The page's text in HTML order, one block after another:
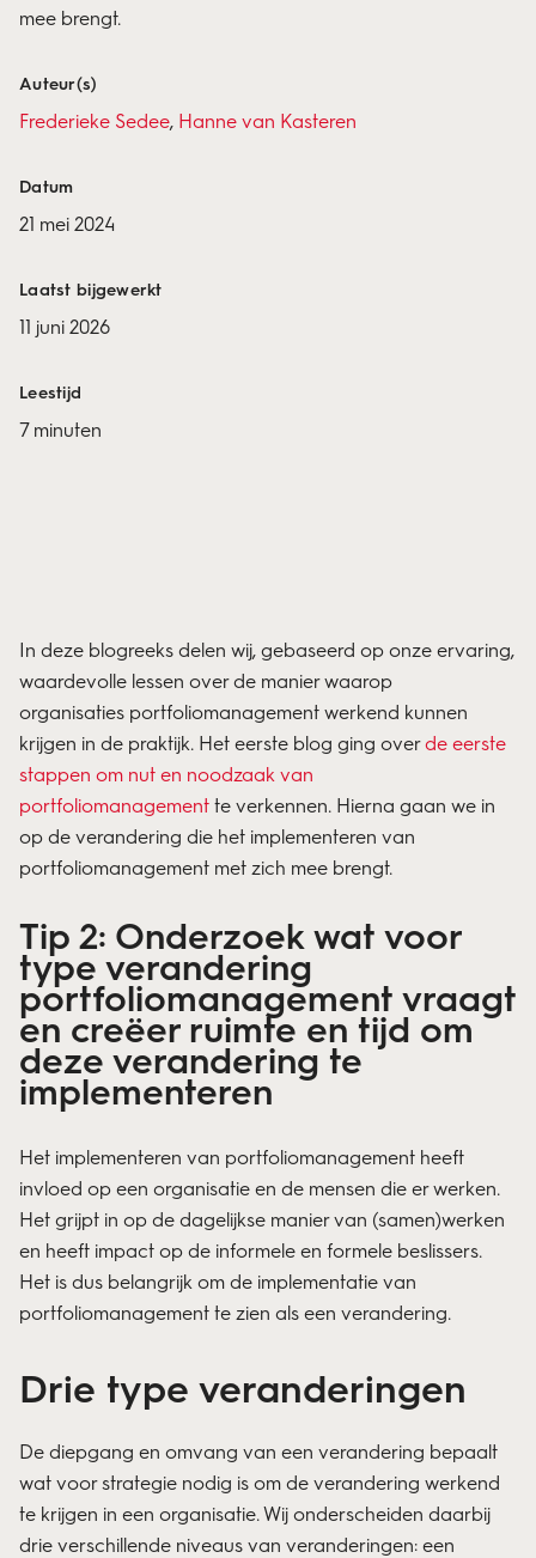
mee brengt.
Auteur(s)
Frederieke Sedee, Hanne van Kasteren
Datum
21 mei 2024
Laatst bijgewerkt
11 juni 2026
Leestijd
7 minuten
In deze blogreeks delen wij, gebaseerd op onze ervaring,
waardevolle lessen over de manier waarop
organisaties portfoliomanagementwerkend kunnen
krijgen in de praktijk. Het eerste blog ging overde eerste
stappen om nut en noodzaak van
portfoliomanagementte verkennen. Hierna gaan we in
op de verandering die het implementeren van
portfoliomanagement met zich mee brengt.
Tip 2: Onderzoek wat voor
type verandering
portfoliomanagement vraagt
en creëer ruimte en tijd om
deze verandering te
implementeren
Het implementeren van portfoliomanagement heeft
invloed op een organisatie en de mensen die er werken.
Het grijpt in op de dagelijkse manier van (samen)werken
en heeft impact op de informele en formele beslissers.
Het is dus belangrijk om de implementatie van
portfoliomanagement te zien als een verandering.
Drie type veranderingen
De diepgang en omvang van een verandering bepaalt
wat voor strategie nodig is om de verandering werkend
te krijgen in een organisatie. Wij onderscheiden daarbij
drie verschillende niveaus van veranderingen: een